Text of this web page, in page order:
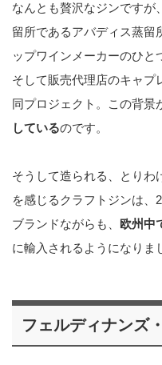
なんとも贅沢なジンですが
留所であるアバディス蒸留
ップワインメーカーのひと
そして販売代理店のキャプ
同プロジェクト。この背景
しているのです。
そうして造られる、とりわ
を感じるクラフトジンは、
ブランドながらも、 欧州中
に輸入されるようになりま
フェルディナンズ